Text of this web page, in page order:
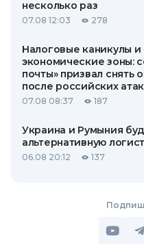
несколько раз
07.08 12:03 278
Налоговые каникулы
экономические зоны:
почты» призвал снять
после российских атак
07.08 08:37 187
Украина и Румыния
альтернативную
06.08 20:12 137